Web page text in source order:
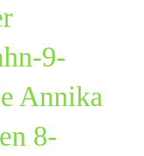
9-
Annika
8-